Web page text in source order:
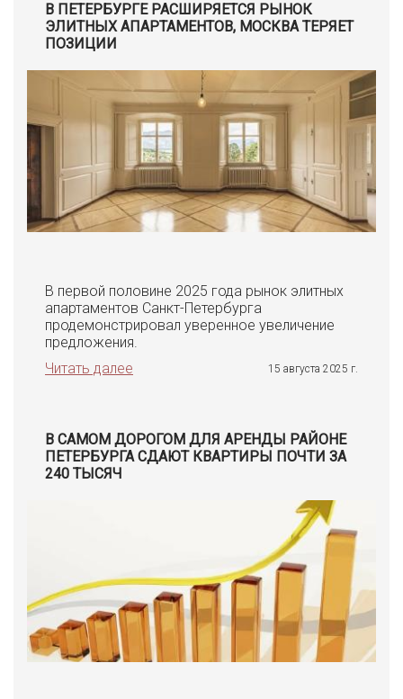
В ПЕТЕРБУРГЕ РАСШИРЯЕТСЯ РЫНОК
ЭЛИТНЫХ АПАРТАМЕНТОВ, МОСКВА ТЕРЯЕТ
ПОЗИЦИИ
В первой половине 2025 года рынок элитных
апартаментов Санкт-Петербурга
продемонстрировал уверенное увеличение
предложения.
Читать далее
15 августа 2025 г.
В САМОМ ДОРОГОМ ДЛЯ АРЕНДЫ РАЙОНЕ
ПЕТЕРБУРГА СДАЮТ КВАРТИРЫ ПОЧТИ ЗА
240 ТЫСЯЧ